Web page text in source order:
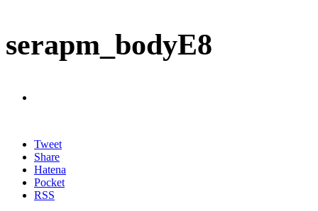
serapm_bodyE8
Tweet
Share
Hatena
Pocket
RSS